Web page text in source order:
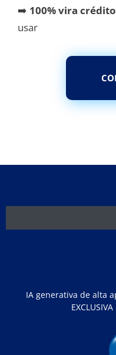
➡️ 100% vira crédito
usar
IA generativa de alta